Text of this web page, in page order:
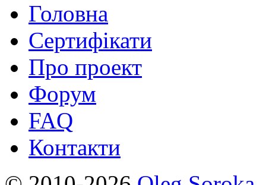
Головна
Сертифікати
Про проект
Форум
FAQ
Контакти